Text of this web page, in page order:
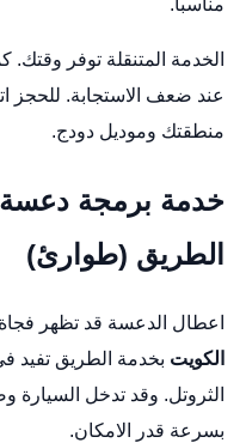
مناسبا.
الخدمة المتنقلة توفر
منطقتك وموديل دودج.
خدمة برمجة دعسة
الطريق (طوارئ)
اعطال الدعسة قد تظهر
الكويت بخدمة الطريق تفيد
الثروتل. وقد تدخل
بسرعة قدر الامكان.